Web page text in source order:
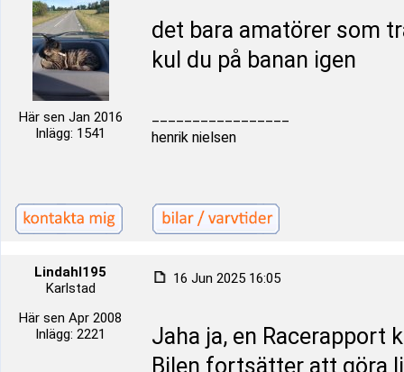
Här sen Jan 2016
Inlägg: 1541
det bara amatörer som
kul du på banan igen
henrik nielsen
Lindahl195
Karlstad
Här sen Apr 2008
Inlägg: 2221
16 Jun 2025 16:05
Jaha ja, en Racerapport
Bilen fortsätter att göra